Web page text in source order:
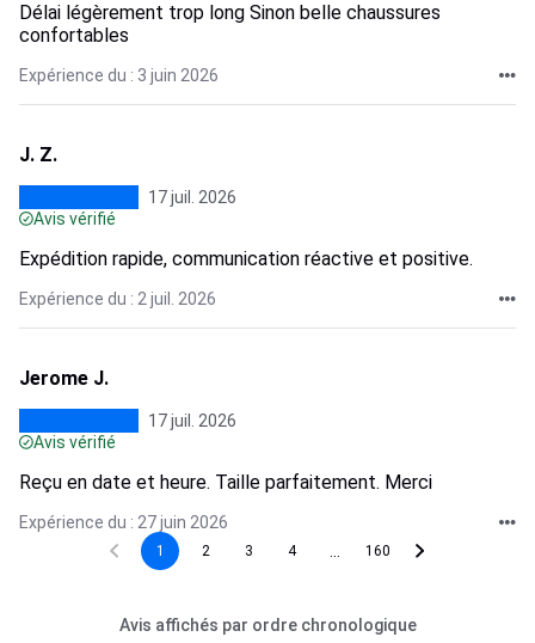
Délai légèrement trop long Sinon belle chaussures
confortables
Expérience du : 3 juin 2026
J. Z.
17 juil. 2026
Avis vérifié
Expédition rapide, communication réactive et positive.
Expérience du : 2 juil. 2026
Jerome J.
17 juil. 2026
Avis vérifié
Reçu en date et heure. Taille parfaitement. Merci
Expérience du : 27 juin 2026
1 2 3 4 160
Avis affichés par ordre chronologique